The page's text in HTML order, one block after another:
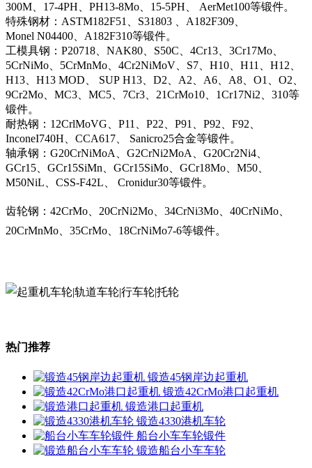
300M、17-4PH、PH13-8Mo、15-5PH、 AerMet100等锻件。
特殊钢材：ASTM182F51、S31803 、A182F309、
Monel N04400、A182F310等锻件。
工模具钢：P20718、NAK80、S50C、4Cr13、3Cr17Mo、
5CrNiMo、5CrMnMo、4Cr2NiMoV、S7、H10、H11、H12、
H13、H13 MOD、 SUP H13、D2、A2、A6、A8、O1、O2、
9Cr2Mo、MC3、MC5、7Cr3、21CrMo10、1Cr17Ni2、310等
锻件。
耐热钢：12CrlMoVG、P11、P22、P91、P92、F92、
InconeI740H、CCA617、 Sanicro25合金等锻件。
轴承钢：G20CrNiMoA、G2CrNi2MoA、G20Cr2Ni4、
GCr15、GCr15SiMn、GCr15SiMo、GCr18Mo、M50、
M50NiL、CSS-F42L、 Cronidur30等锻件。
齿轮钢：42CrMo、20CrNi2Mo、34CrNi3Mo、40CrNiMo、
20CrMnMo、35CrMo、18CrNiMo7-6等锻件。
热门推荐
锻造45钢岸边起重机
锻造42CrMo港口起重机
锻造港口起重机
锻造4330港机车轮
船台小车车轮锻件
锻造船台小车车轮